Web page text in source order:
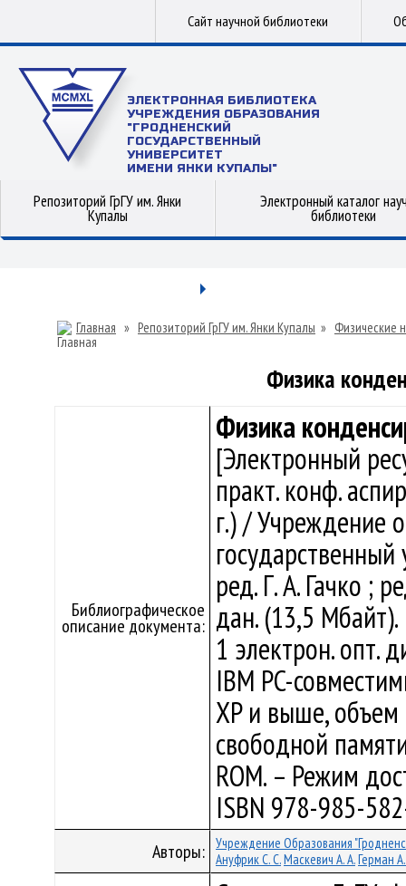
Сайт научной библиотеки
ЭЛЕКТРОННАЯ БИБЛИОТЕКА
УЧРЕЖДЕНИЯ ОБРАЗОВАНИЯ
"ГРОДНЕНСКИЙ
ГОСУДАРСТВЕННЫЙ
УНИВЕРСИТЕТ
ИМЕНИ ЯНКИ КУПАЛЫ"
Репозиторий ГрГУ им. Янки
Купалы
Электронный каталог
библиотеки
Главная » Репозиторий ГрГУ им. Янки Купалы » Физические
Физика
Библиографическое
описание документа:
Физика
[Электронный
практ. конф.
г.) / Учреждение
ред. Г. А. Гачко ;
дан. (13,5
1 электрон. опт.
IBM PC-
XP и выше,
свободной
ROM. – Режим
ISBN 978-985-
Авторы:
Учреждение Образования
Ануфрик С. С.Маскевич А. А.Герман